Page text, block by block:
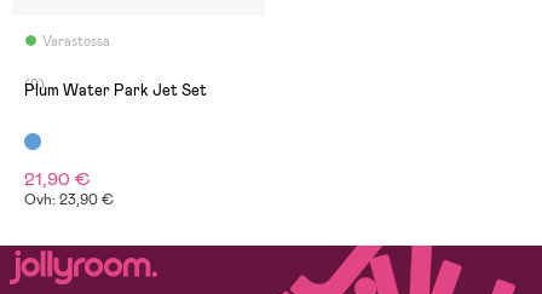
Varastossa
(0)
Plum Water Park Jet Set
21,90 €
Ovh: 23,90 €